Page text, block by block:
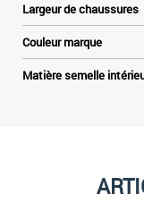
Largeur de chaussures
Couleur marque
Matière semelle